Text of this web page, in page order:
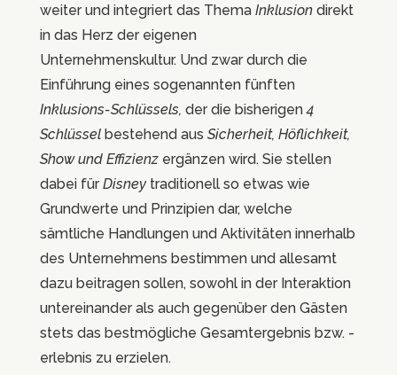
weiter und integriert das Thema Inklusion direkt
in das Herz der eigenen
Unternehmenskultur. Und zwar durch die
Einführung eines sogenannten fünften
Inklusions-Schlüssels, der die bisherigen4
Schlüssel bestehend aus Sicherheit, Höflichkeit,
Show und Effizienzergänzen wird. Sie stellen
dabei fürDisney traditionell so etwas wie
Grundwerte und Prinzipien dar, welche
sämtliche Handlungen und Aktivitäten innerhalb
des Unternehmens bestimmen und allesamt
dazu beitragen sollen, sowohl in der Interaktion
untereinander als auch gegenüber den Gästen
stets das bestmögliche Gesamtergebnis bzw. -
erlebnis zu erzielen.